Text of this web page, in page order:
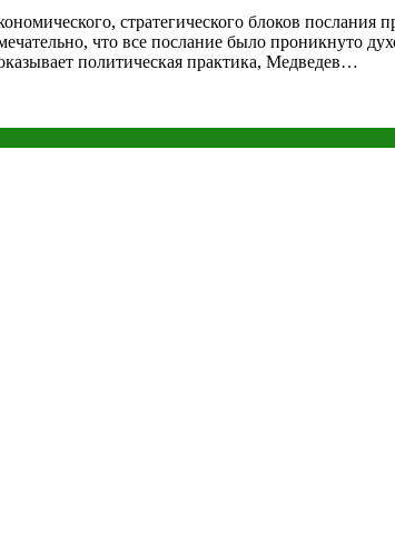
стратегического блоков
что все послание было проникнуто
политическая практика, Медведев…